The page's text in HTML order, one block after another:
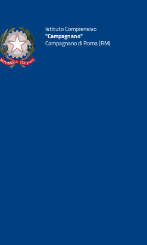
Istituto Comprensivo
"Campagnano"
Campagnano di Roma (RM)